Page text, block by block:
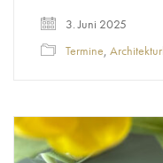
3. Juni 2025
Termine,